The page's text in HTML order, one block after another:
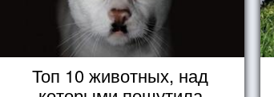
Топ 10 животных, над